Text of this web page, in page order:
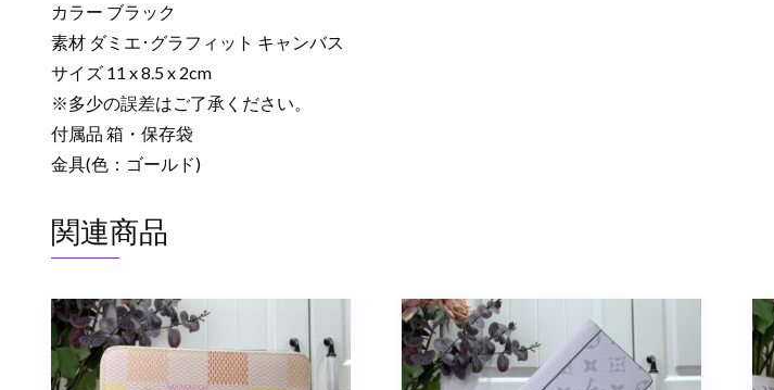
カラー ブラック
素材 ダミエ･グラフィット キャンバス
サイズ 11 x 8.5 x 2cm
※多少の誤差はご了承ください。
付属品 箱・保存袋
金具(色：ゴールド)
関連商品